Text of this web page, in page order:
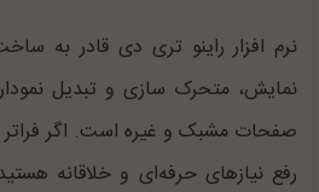
نرم افزار راینو تری دی قادر به
نمایش، متحرک سازی و تبدیل
صفحات مشبک و غیره است. اگر فراتر
رفع نیازهای حرفه‌ای و خلاقانه